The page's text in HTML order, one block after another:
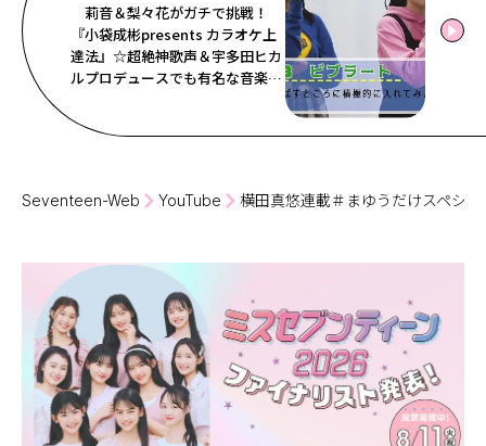
莉音＆梨々花がガチで挑戦！
『小袋成彬presents カラオケ上
達法』☆超絶神歌声＆宇多田ヒカ
ルプロデュースでも有名な音楽プ
ケでうまく歌える方法を伝授！
Seventeen-Web YouTube 横田真悠連載＃まゆうだけスペ